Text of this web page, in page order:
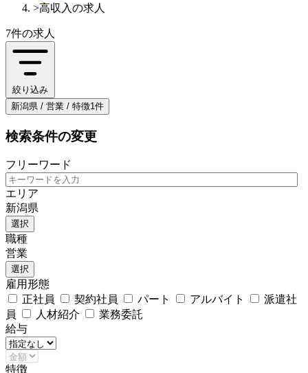
>高収入の求人
7件の求人
絞り込み
新潟県 / 営業 / 特徴1件
検索条件の変更
フリーワード
エリア
新潟県
選択
職種
営業
選択
雇用形態
正社員
契約社員 パート アルバイト
派遣社
員
人材紹介
業務委託
給与
特徴